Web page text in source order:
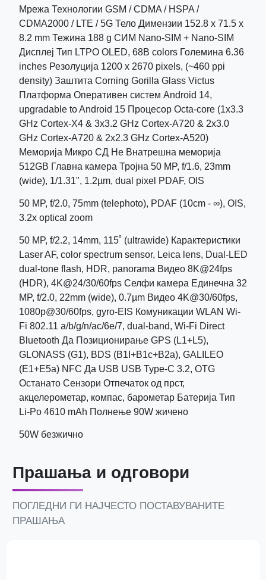
Мрежа Технологии GSM / CDMA / HSPA /
CDMA2000 / LTE / 5G Тело Димензии 152.8 x 71.5 x
8.2 mm Тежина 188 g СИМ Nano-SIM + Nano-SIM
Дисплеј Тип LTPO OLED, 68B colors Големина 6.36
inches Резолуција 1200 x 2670 pixels, (~460 ppi
density) Заштита Corning Gorilla Glass Victus
Платформа Оперативен систем Android 14,
upgradable to Android 15 Процесор Octa-core (1x3.3
GHz Cortex-X4 & 3x3.2 GHz Cortex-A720 & 2x3.0
GHz Cortex-A720 & 2x2.3 GHz Cortex-A520)
Меморија Микро СД Не Внатрешна меморија
512GB Главна камера Тројна 50 MP, f/1.6, 23mm
(wide), 1/1.31", 1.2µm, dual pixel PDAF, OIS
50 MP, f/2.0, 75mm (telephoto), PDAF (10cm - ∞), OIS,
3.2x optical zoom
50 MP, f/2.2, 14mm, 115˚ (ultrawide) Карактеристики
Laser AF, color spectrum sensor, Leica lens, Dual-LED
dual-tone flash, HDR, panorama Видео 8K@24fps
(HDR), 4K@24/30/60fps Селфи камера Единечна 32
MP, f/2.0, 22mm (wide), 0.7µm Видео 4K@30/60fps,
1080p@30/60fps, gyro-EIS Комуникации WLAN Wi-
Fi 802.11 a/b/g/n/ac/6e/7, dual-band, Wi-Fi Direct
Bluetooth Да Позиционирање GPS (L1+L5),
GLONASS (G1), BDS (B1I+B1c+B2a), GALILEO
(E1+E5a) NFC Да USB USB Type-C 3.2, OTG
Останато Сензори Отпечаток од прст,
акцелерометар, компас, барометар Батерија Тип
Li-Po 4610 mAh Полнење 90W жичено
50W безжично
Прашања и одговори
ПОГЛЕДНИ ГИ НАЈЧЕСТО ПОСТАВУВАНИТЕ
ПРАШАЊА